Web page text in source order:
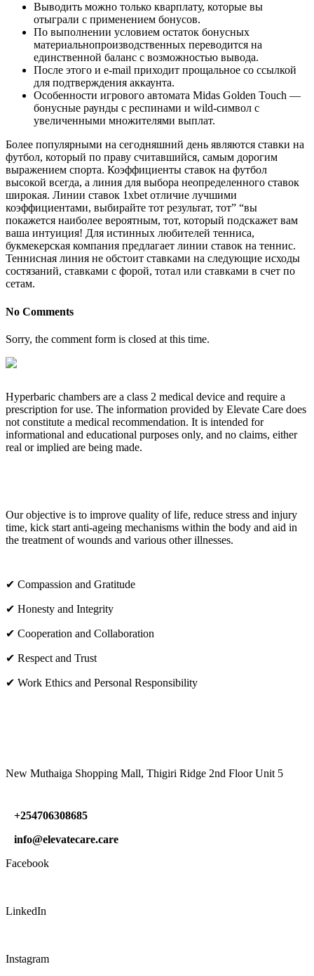
Выводить можно только кварплату, которые вы
отыграли с применением бонусов.
По выполнении условием остаток бонусных
материальнопроизводственных переводится на
единственной баланс с возможностью вывода.
После этого и e-mail приходит прощальное со ссылкой
для подтверждения аккаунта.
Особенности игрового автомата Midas Golden Touch —
бонусные раунды с респинами и wild-символ с
увеличенными множителями выплат.
Более популярными на сегодняшний день являются ставки на
футбол, который по праву считавшийся, самым дорогим
выражением спорта. Коэффициенты ставок на футбол
высокой всегда, а линия для выбора неопределенного ставок
широкая. Линии ставок 1xbet отличие лучшими
коэффициентами, выбирайте тот результат, тот” “вы
покажется наиболее вероятным, тот, который подскажет вам
ваша интуиция! Для истинных любителей тенниса,
букмекерская компания предлагает линии ставок на теннис.
Теннисная линия не обстоит ставками на следующие исходы
состязаний, ставками с форой, тотал или ставками в счет по
сетам.
No Comments
Sorry, the comment form is closed at this time.
Hyperbaric chambers are a class 2 medical device and require a
prescription for use. The information provided by Elevate Care does
not constitute a medical recommendation. It is intended for
informational and educational purposes only, and no claims, either
real or implied are being made.
Our objective is to improve quality of life, reduce stress and injury
time, kick start anti-ageing mechanisms within the body and aid in
the treatment of wounds and various other illnesses.
✔ Compassion and Gratitude
✔ Honesty and Integrity
✔ Cooperation and Collaboration
✔ Respect and Trust
✔ Work Ethics and Personal Responsibility
New Muthaiga Shopping Mall, Thigiri Ridge 2nd Floor Unit 5
+254706308685
info@elevatecare.care
Facebook
LinkedIn
Instagram